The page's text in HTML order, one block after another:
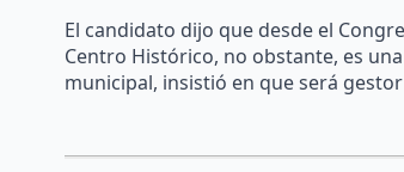
El candidato dijo que desde el
Centro Histórico, no obstante, es
municipal, insistió en que será